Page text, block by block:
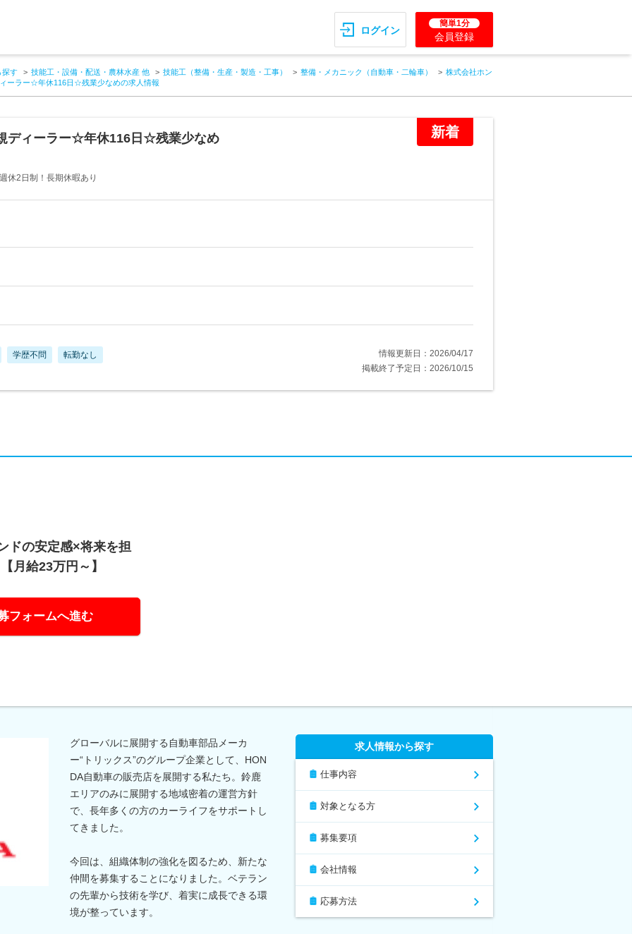
ログイン
簡単1分
会員登録
探す 技能工・設備・配送・農林水産 他 技能工（整備・生産・製造・工事） 整備・メカニック（自動車・二輪車）
株式会社ホン
ーラー☆年休116日☆残業少なめの求人情報
新着
ディーラー☆年休116日☆残業少なめ
休2日制！長期休暇あり
学歴不問 転勤なし
情報更新日：2026/04/17
掲載終了予定日：2026/10/15
ドの安定感×将来を担
月給23万円～】
フォームへ進む
グローバルに展開する自動車部品メーカ
ー“トリックス”のグループ企業として、HON
DA自動車の販売店を展開する私たち。鈴鹿
エリアのみに展開する地域密着の運営方針
で、長年多くの方のカーライフをサポートし
てきました。
今回は、組織体制の強化を図るため、新たな
仲間を募集することになりました。ベテラン
の先輩から技術を学び、着実に成長できる環
境が整っています。
求人情報から探す
仕事内容
対象となる方
募集要項
会社情報
応募方法